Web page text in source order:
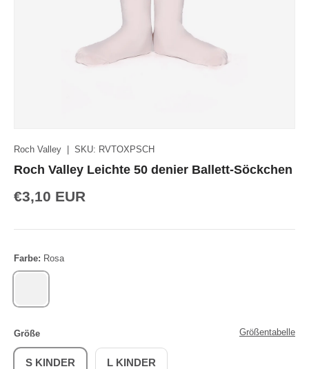
Roch Valley | SKU: RVTOXPSCH
Roch Valley Leichte 50 denier Ballett-Söckchen
€3,10 EUR
Farbe: Rosa
Größe Größentabelle
S KINDER L KINDER